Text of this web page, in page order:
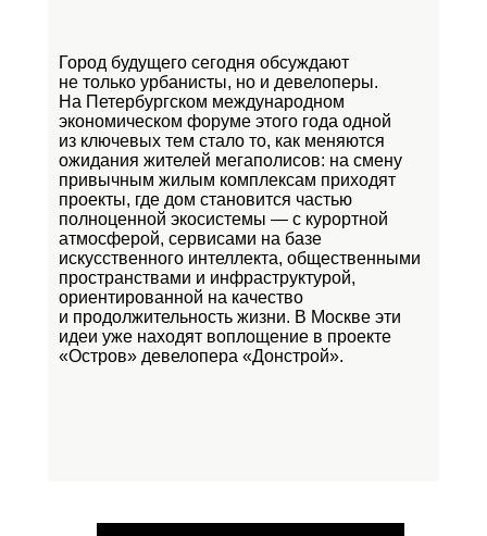
Город будущего сегодня обсуждают
не только урбанисты, но и девелоперы.
На Петербургском международном
экономическом форуме этого года одной
из ключевых тем стало то, как меняются
ожидания жителей мегаполисов: на смену
привычным жилым комплексам приходят
проекты, где дом становится частью
полноценной экосистемы — с курортной
атмосферой, сервисами на базе
искусственного интеллекта, общественными
пространствами и инфраструктурой,
ориентированной на качество
и продолжительность жизни. В Москве эти
идеи уже находят воплощение в проекте
«Остров» девелопера «Донстрой».